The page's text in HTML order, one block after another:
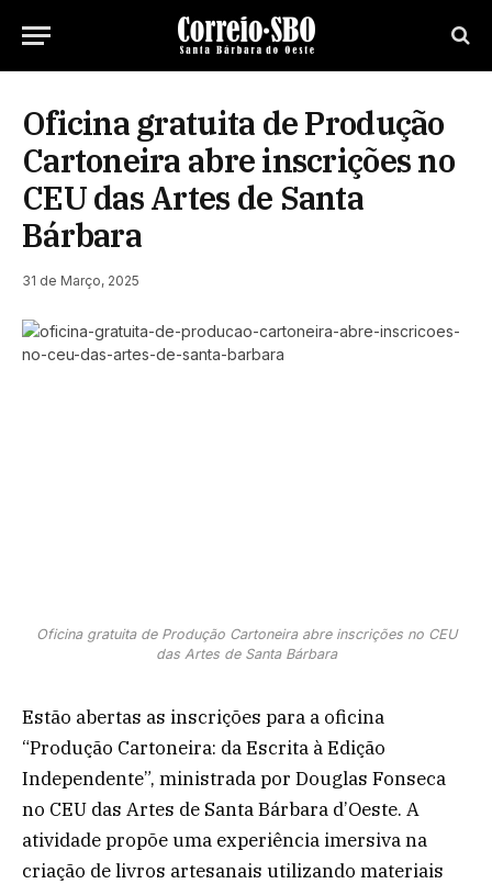
Oficina gratuita de Produção
Cartoneira abre inscrições no
CEU das Artes de Santa
Bárbara
31 de Março, 2025
Oficina gratuita de Produção Cartoneira abre inscrições no CEU
das Artes de Santa Bárbara
Estão abertas as inscrições para a oficina
“Produção Cartoneira: da Escrita à Edição
Independente”, ministrada por Douglas Fonseca
no CEU das Artes de Santa Bárbara d’Oeste. A
atividade propõe uma experiência imersiva na
criação de livros artesanais utilizando materiais